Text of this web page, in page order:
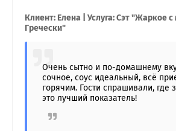
Клиент: Елена | Услуга: Сэт "Жаркое
Гречески"
Очень сытно и по-домашнему
сочное, соус идеальный, всё
горячим. Гости спрашивали, где
это лучший показатель!